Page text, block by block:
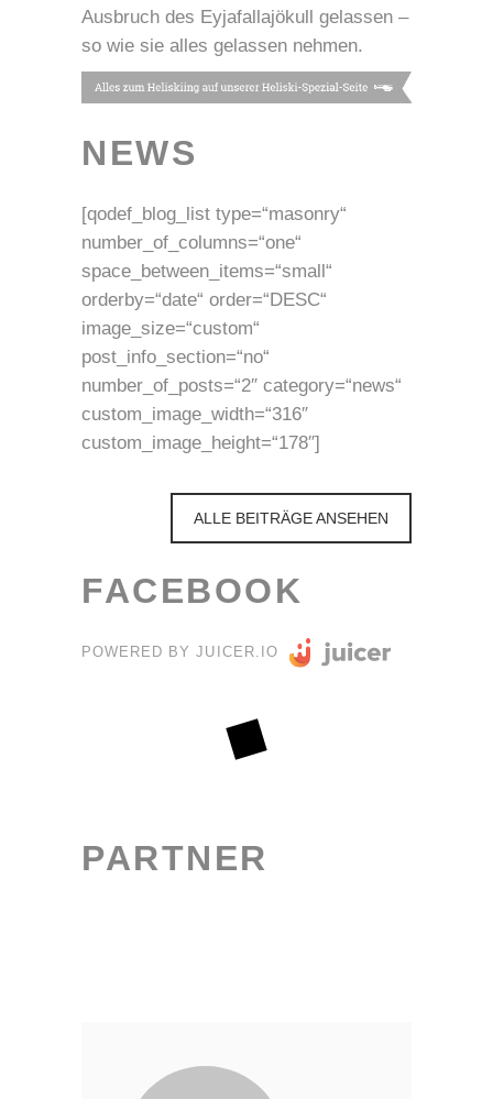
Ausbruch des Eyjafallajökull gelassen –
so wie sie alles gelassen nehmen.
NEWS
[qodef_blog_list type=“masonry“
number_of_columns=“one“
space_between_items=“small“
orderby=“date“ order=“DESC“
image_size=“custom“
post_info_section=“no“
number_of_posts=“2″ category=“news“
custom_image_width=“316″
custom_image_height=“178″]
ALLE BEITRÄGE ANSEHEN
FACEBOOK
POWERED BY JUICER.IO
PARTNER